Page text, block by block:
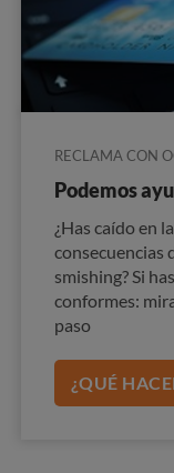
RECLAMA CON
Podemos
¿Has caído en
consecuencias
smishing? Si
conformes:
paso
¿QUÉ